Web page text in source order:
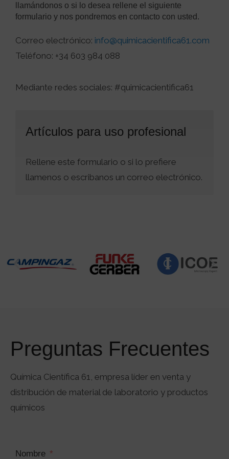
llamándonos o si lo desea rellene el siguiente
formulario y nos pondremos en contacto con usted.
Correo electrónico: info@quimicacientifica61.com
Teléfono: +34 603 984 088
Mediante redes sociales: #quimicacientifica61
Artículos para uso profesional
Rellene este formulario o si lo prefiere
llamenos o escribanos un correo electrónico.
Preguntas Frecuentes
Química Científica 61, empresa líder en venta y
distribución de material de laboratorio y productos
químicos
Nombre